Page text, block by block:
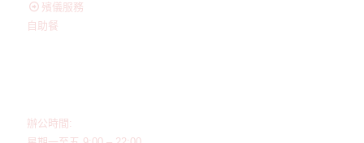
殯儀服務
自助餐
辦公時間: